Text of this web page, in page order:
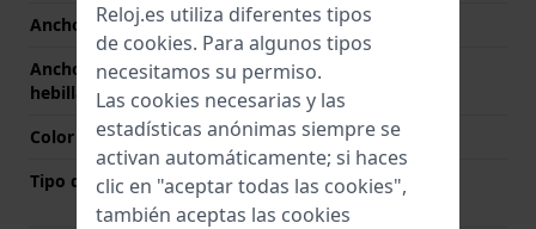
Ancho de las asas
19 mm
Ancho de correa en la
hebilla
17 mm
Color de correa
Gris
Tipo de cierre
Cierre desplegable con
botones y seguridad
Reloj.es utiliza diferentes tipos
de cookies. Para algunos tipos
necesitamos su permiso.
Las cookies necesarias y las
estadísticas anónimas siempre se
activan automáticamente; si haces
clic en "aceptar todas las cookies",
también aceptas las cookies